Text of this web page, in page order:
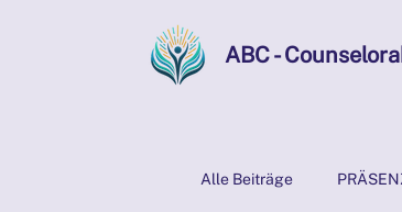
ABC -
Alle Beiträge